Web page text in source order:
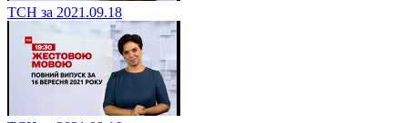
ТСН за 2021.09.18